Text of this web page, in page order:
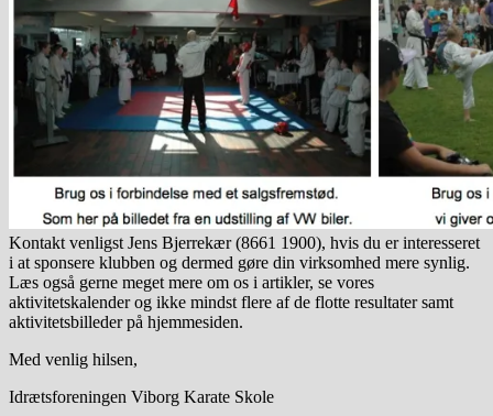
Kontakt venligst Jens Bjerrekær (8661 1900), hvis du er interesseret
i at sponsere klubben og dermed gøre din virksomhed mere synlig.
Læs også gerne meget mere om os i artikler, se vores
aktivitetskalender og ikke mindst flere af de flotte resultater samt
aktivitetsbilleder på hjemmesiden.
Med venlig hilsen,
Idrætsforeningen Viborg Karate Skole